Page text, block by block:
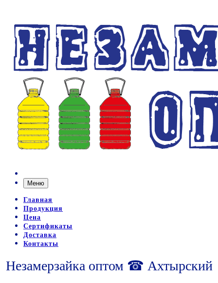
Меню
Главная
Продукция
Цена
Сертификаты
Доставка
Контакты
Незамерзайка оптом ☎ Ахтырский